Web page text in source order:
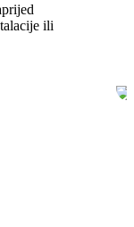
ili